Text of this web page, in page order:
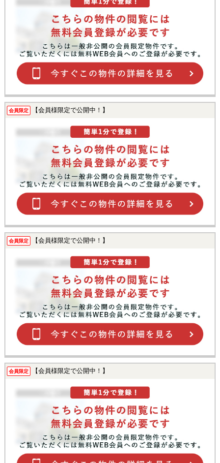
会員限定 【会員様限定で公開中！】
会員限定 【会員様限定で公開中！】
会員限定 【会員様限定で公開中！】